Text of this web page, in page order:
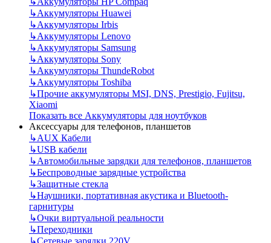
↳Аккумуляторы Huawei
↳Аккумуляторы Irbis
↳Аккумуляторы Lenovo
↳Аккумуляторы Samsung
↳Аккумуляторы Sony
↳Аккумуляторы ThundeRobot
↳Аккумуляторы Toshiba
↳Прочие аккумуляторы MSI, DNS, Prestigio, Fujitsu,
Xiaomi
Показать все Аккумуляторы для ноутбуков
Аксессуары для телефонов, планшетов
↳AUX Кабели
↳USB кабели
↳Автомобильные зарядки для телефонов, планшетов
↳Беспроводные зарядные устройства
↳Защитные стекла
↳Наушники, портативная акустика и Bluetooth-
гарнитуры
↳Очки виртуальной реальности
↳Переходники
↳Сетевые зарядки 220V